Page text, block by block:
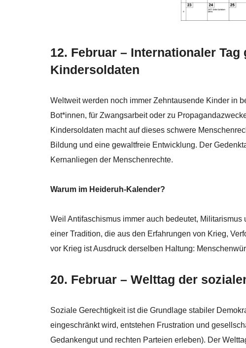
12. Februar – Internationaler
Kindersoldaten
Weltweit werden noch immer Zehntausende Kinder in
Bot*innen, für Zwangsarbeit oder zu
Kindersoldaten macht auf dieses schwere
Bildung und eine gewaltfreie Entwicklung. Der
Kernanliegen der Menschenrechte.
Warum im Heideruh-Kalender?
Weil Antifaschismus immer auch bedeutet,
einer Tradition, die aus den Erfahrungen von Krieg,
vor Krieg ist Ausdruck derselben Haltung:
20. Februar – Welttag der
Soziale Gerechtigkeit ist die Grundlage stabiler
eingeschränkt wird, entstehen Frustration und
Gedankengut und rechten Parteien erleben). Der